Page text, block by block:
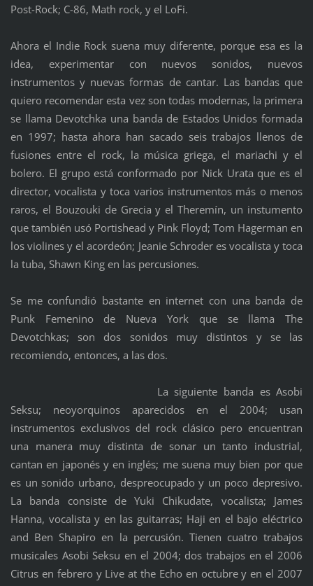
Post-Rock; C-86, Math rock, y el LoFi.
Ahora el Indie Rock suena muy diferente, porque esa es la
idea, experimentar con nuevos sonidos, nuevos
instrumentos y nuevas formas de cantar. Las bandas que
quiero recomendar esta vez son todas modernas, la primera
se llama Devotchka una banda de Estados Unidos formada
en 1997; hasta ahora han sacado seis trabajos llenos de
fusiones entre el rock, la música griega, el mariachi y el
bolero. El grupo está conformado por Nick Urata que es el
director, vocalista y toca varios instrumentos más o menos
raros, el Bouzouki de Grecia y el Theremín, un instumento
que también usó Portishead y Pink Floyd; Tom Hagerman en
los violines y el acordeón; Jeanie Schroder es vocalista y toca
la tuba, Shawn King en las percusiones.
Se me confundió bastante en internet con una banda de
Punk Femenino de Nueva York que se llama The
Devotchkas; son dos sonidos muy distintos y se las
recomiendo, entonces, a las dos.
La siguiente banda es Asobi
Seksu; neoyorquinos aparecidos en el 2004; usan
instrumentos exclusivos del rock clásico pero encuentran
una manera muy distinta de sonar un tanto industrial,
cantan en japonés y en inglés; me suena muy bien por que
es un sonido urbano, despreocupado y un poco depresivo.
La banda consiste de Yuki Chikudate, vocalista; James
Hanna, vocalista y en las guitarras; Haji en el bajo eléctrico
and Ben Shapiro en la percusión. Tienen cuatro trabajos
musicales Asobi Seksu en el 2004; dos trabajos en el 2006
Citrus en febrero y Live at the Echo en octubre y en el 2007